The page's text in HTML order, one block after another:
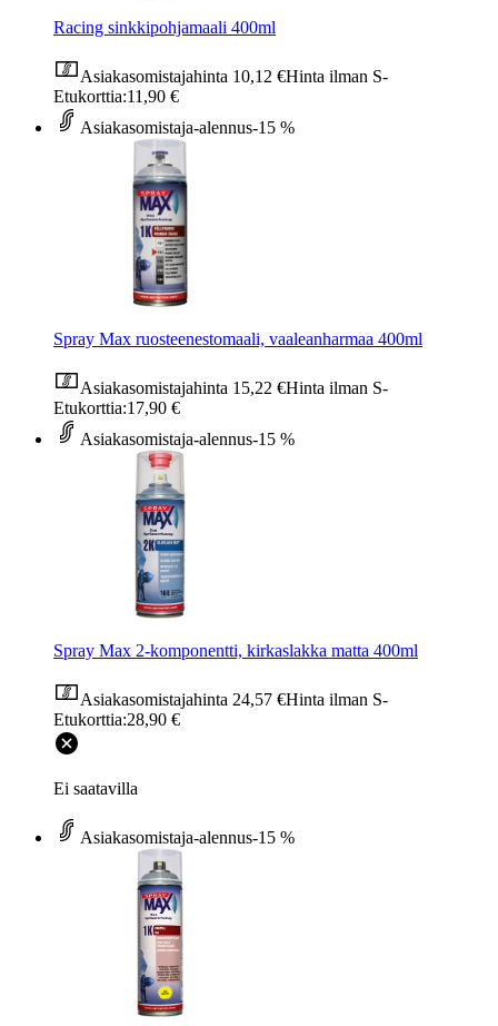
Racing sinkkipohjamaali 400ml
Asiakasomistajahinta 10,12 €Hinta ilman S-
Etukorttia:11,90 €
Asiakasomistaja-alennus-15 %
Spray Max ruosteenestomaali, vaaleanharmaa 400ml
Asiakasomistajahinta 15,22 €Hinta ilman S-
Etukorttia:17,90 €
Asiakasomistaja-alennus-15 %
Spray Max 2-komponentti, kirkaslakka matta 400ml
Asiakasomistajahinta 24,57 €Hinta ilman S-
Etukorttia:28,90 €
Ei saatavilla
Asiakasomistaja-alennus-15 %